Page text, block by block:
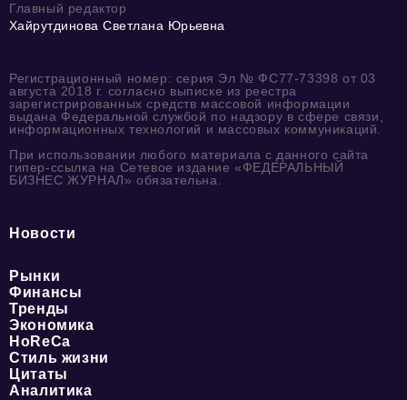
Главный редактор
Хайрутдинова Светлана Юрьевна
Регистрационный номер: серия Эл № ФС77-73398 от 03
августа 2018 г. согласно выписке из реестра
зарегистрированных средств массовой информации
выдана Федеральной службой по надзору в сфере связи,
информационных технологий и массовых коммуникаций.
При использовании любого материала с данного сайта
гипер-ссылка на Сетевое издание «ФЕДЕРАЛЬНЫЙ
БИЗНЕС ЖУРНАЛ» обязательна.
Новости
Рынки
Финансы
Тренды
Экономика
HoReCa
Стиль жизни
Цитаты
Аналитика